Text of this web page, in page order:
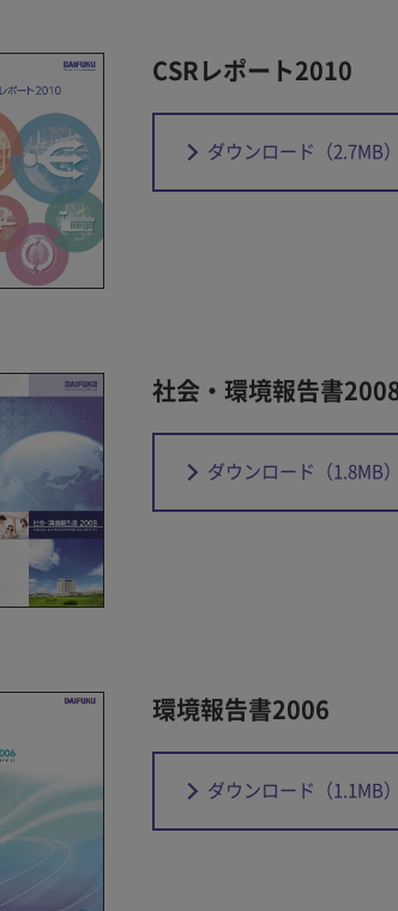
CSRレポート2010
ダウンロード （2.7MB
社会・環境報告書
ダウンロード （1.8MB
環境報告書2006
ダウンロード （1.1MB